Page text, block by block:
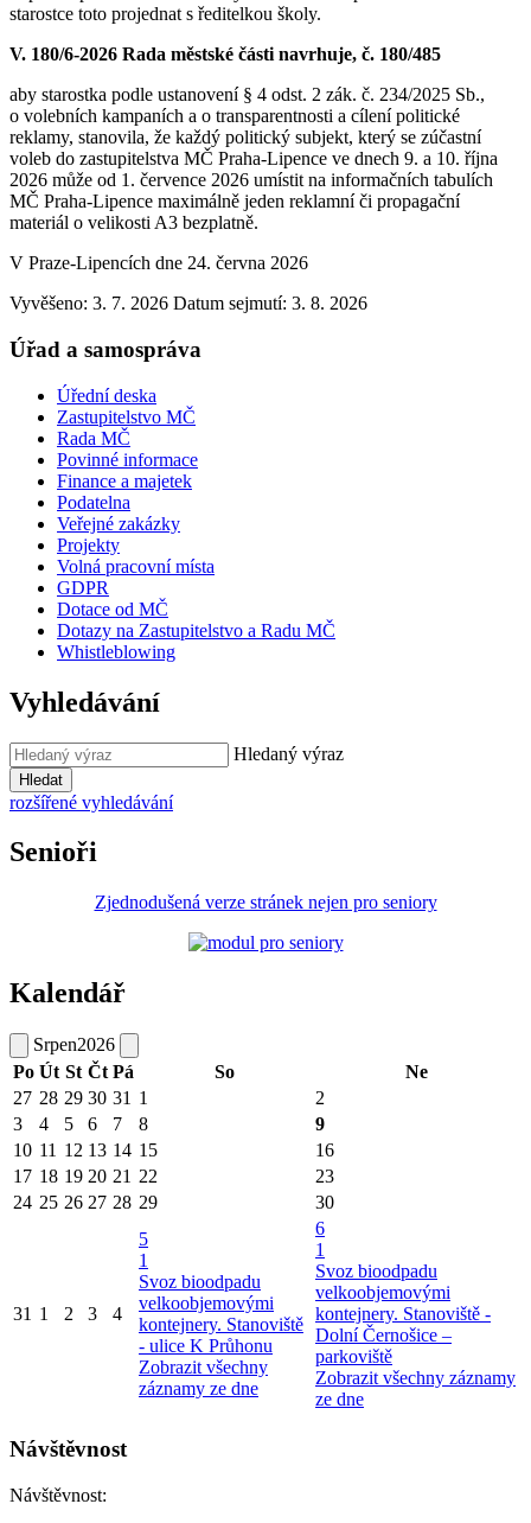
starostce toto projednat s ředitelkou školy.
V. 180/6-2026 Rada městské části navrhuje, č. 180/485
aby starostka podle ustanovení § 4 odst. 2 zák. č. 234/2025 Sb.,
o volebních kampaních a o transparentnosti a cílení politické
reklamy, stanovila, že každý politický subjekt, který se zúčastní
voleb do zastupitelstva MČ Praha-Lipence ve dnech 9. a 10. října
2026 může od 1. července 2026 umístit na informačních tabulích
MČ Praha-Lipence maximálně jeden reklamní či propagační
materiál o velikosti A3 bezplatně.
V Praze-Lipencích dne 24. června 2026
Vyvěšeno: 3. 7. 2026 Datum sejmutí: 3. 8. 2026
Úřad a samospráva
Úřední deska
Zastupitelstvo MČ
Rada MČ
Povinné informace
Finance a majetek
Podatelna
Veřejné zakázky
Projekty
Volná pracovní místa
GDPR
Dotace od MČ
Dotazy na Zastupitelstvo a Radu MČ
Whistleblowing
Vyhledávání
Hledaný výraz
Hledat
rozšířené vyhledávání
Senioři
Zjednodušená verze stránek nejen pro seniory
Kalendář
Srpen2026
Po Út St Čt Pá So
Ne
27 28 29 30 31 1
2
3
4 5 6 7 8
9
10 11 12 13 14 15
16
17 18 19 20 21 22
23
24 25 26 27 28 29 30
31 1 2 3 4
5
1
Svoz bioodpadu
velkoobjemovými
kontejnery. Stanoviště
- ulice K Průhonu
Zobrazit všechny
záznamy ze dne
6
1
Svoz bioodpadu
velkoobjemovými
kontejnery. Stanoviště -
Dolní Černošice –
parkoviště
Zobrazit všechny záznamy
ze dne
Návštěvnost
Návštěvnost: